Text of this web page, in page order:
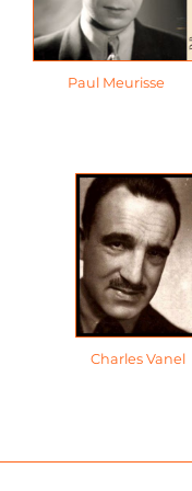
Paul Meurisse
Charles Vanel